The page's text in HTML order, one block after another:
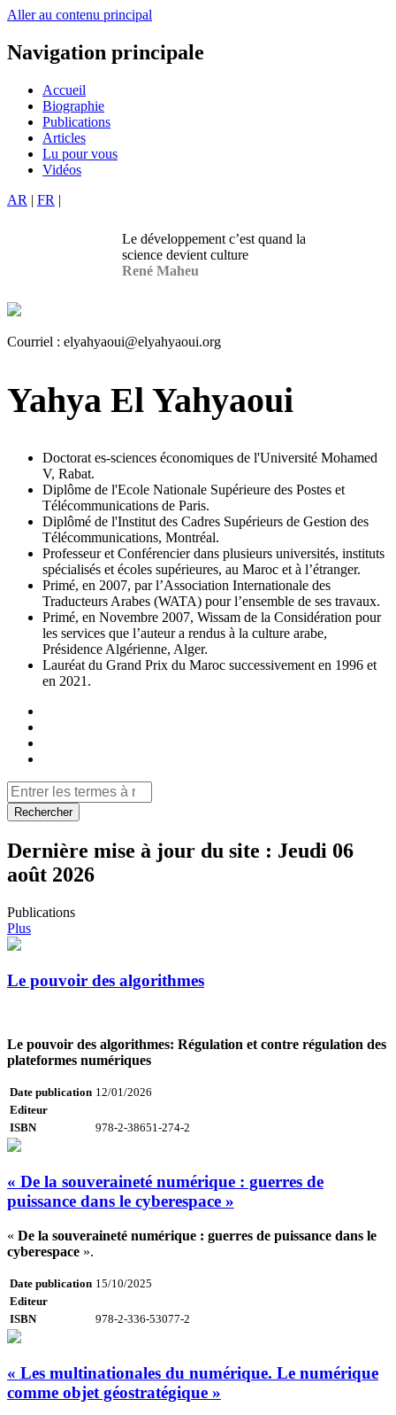
Aller au contenu principal
Navigation principale
Accueil
Biographie
Publications
Articles
Lu pour vous
Vidéos
AR | FR |
Le développement c’est quand la
science devient culture
René Maheu
Courriel : elyahyaoui@elyahyaoui.org
Yahya El Yahyaoui
Doctorat es-sciences économiques de l'Université Mohamed
V, Rabat.
Diplôme de l'Ecole Nationale Supérieure des Postes et
Télécommunications de Paris.
Diplômé de l'Institut des Cadres Supérieurs de Gestion des
Télécommunications, Montréal.
Professeur et Conférencier dans plusieurs universités, instituts
spécialisés et écoles supérieures, au Maroc et à l’étranger.
Primé, en 2007, par l’Association Internationale des
Traducteurs Arabes (WATA) pour l’ensemble de ses travaux.
Primé, en Novembre 2007, Wissam de la Considération pour
les services que l’auteur a rendus à la culture arabe,
Présidence Algérienne, Alger.
Lauréat du Grand Prix du Maroc successivement en 1996 et
en 2021.
Rechercher
Dernière mise à jour du site : Jeudi 06
août 2026
Publications
Plus
Le pouvoir des algorithmes
Le pouvoir des algorithmes: Régulation et contre régulation des
plateformes numériques
Date publication 12/01/2026
Editeur
ISBN
978-2-38651-274-2
« De la souveraineté numérique : guerres de
puissance dans le cyberespace »
« De la souveraineté numérique : guerres de puissance dans le
cyberespace ».
Date publication 15/10/2025
Editeur
ISBN
978-2-336-53077-2
« Les multinationales du numérique. Le numérique
comme objet géostratégique »